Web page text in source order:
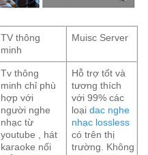
TV thông
minh
Muisc Server
Tv thông
minh chỉ phù
hợp với
người nghe
nhạc từ
youtube , hát
karaoke nối
Hỗ trợ tốt và
tương thích
với 99% các
loạidac nghe
nhạc lossless
có trên thị
trường. Không